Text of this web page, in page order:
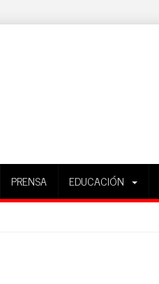
PRENSA EDUCACIÓN